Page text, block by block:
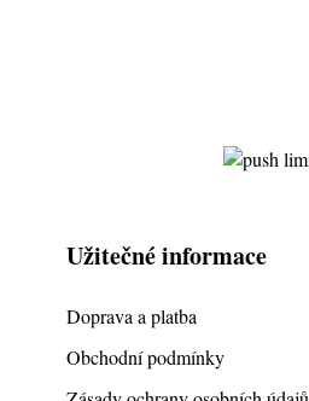
Užitečné informace
Doprava a platba
Obchodní podmínky